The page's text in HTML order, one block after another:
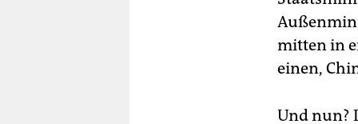
mitten in
einen,
Und nun?